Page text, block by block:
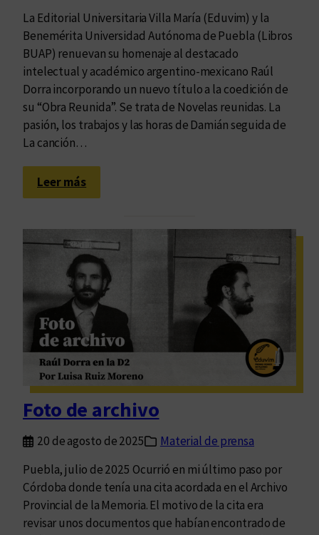
d
e
v
i
s
l
u
m
b
r
e
s
e
m
u
n
d
o
p
s
i
l
e
q
u
La Editorial Universitaria Villa María (Eduvim) y la
Benemérita Universidad Autónoma de Puebla (Libros
BUAP) renuevan su homenaje al destacado
intelectual y académico argentino-mexicano Raúl
Dorra incorporando un nuevo título a la coedición de
su “Obra Reunida”. Se trata de Novelas reunidas. La
pasión, los trabajos y las horas de Damián seguida de
La canción…
Leer más:
L
s
n
o
v
e
a
s
r
e
u
i
d
a
s
d
Foto de archivo
20 de agosto de 2025
Material de prensa
Puebla, julio de 2025 Ocurrió en mi último paso por
Córdoba donde tenía una cita acordada en el Archivo
Provincial de la Memoria. El motivo de la cita era
revisar unos documentos que habían encontrado de